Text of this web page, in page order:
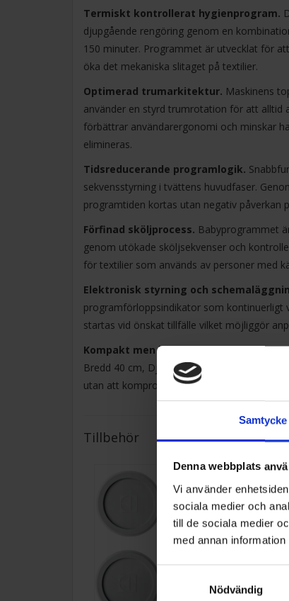
Samtycke
Denna webbplats
Vi använder
sociala medier och
till de sociala medier
med annan
Nödvändig
Termiskt kontrollerat hygienprogram.
djupgående rengöring genom en
150 minuter. Programmet är utvecklat för
öka det mekaniska slitaget på textilier.
Optimerad trumarkitektur. Maskinens
använder en styrd trumrotation för att alltid
förbättrar användarergonomi och minskar
elimineras.
Tidsreducerande programlogik.
sekvensstyrning i tvättens huvudfaser.
programtiden kortas utan negativ påverkan
Förfinad sköljprocess. Babyprogrammet
genom utökade sköljsekvenser och
för textilier som används av personer med
Elektronisk styrning och
programförloppsindikator som kontinuerligt
startas vid önskat tillfälle vilket möjliggör
Kompakt men kapabel konstruktion.
Bredd 40 cm, Djup 60 cm och Höjd 90 cm.
utan att kompromissa med funktionalitet
Tillbehör